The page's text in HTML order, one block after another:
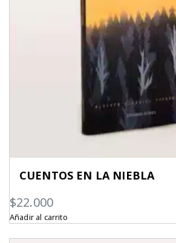
CUENTOS EN LA NIEBLA
$22.000
Añadir al carrito